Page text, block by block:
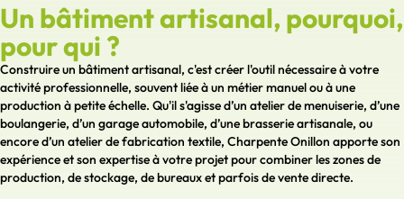
Un bâtiment artisanal, pourquoi,
pour qui ?
Construire un bâtiment artisanal, c'est créer l'outil nécessaire à votre
activité professionnelle, souvent liée à un métier manuel ou à une
production à petite échelle. Qu'il s'agisse d’un atelier de menuiserie, d’une
boulangerie, d’un garage automobile, d’une brasserie artisanale, ou
encore d’un atelier de fabrication textile, Charpente Onillon apporte son
expérience et son expertise à votre projet pour combiner les zones de
production, de stockage, de bureaux et parfois de vente directe.